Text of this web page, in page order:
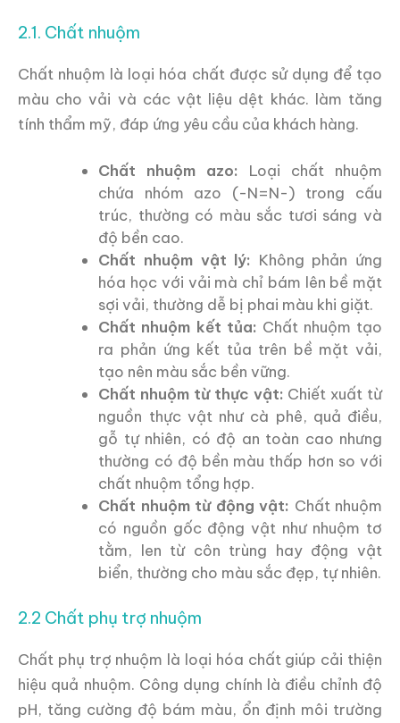
2.1. Chất nhuộm
Chất nhuộm là loại hóa chất được sử dụng để tạo
màu cho vải và các vật liệu dệt khác. làm tăng
tính thẩm mỹ, đáp ứng yêu cầu của khách hàng.
Chất nhuộm azo: Loại chất nhuộm
chứa nhóm azo (-N=N-) trong cấu
trúc, thường có màu sắc tươi sáng và
độ bền cao.
Chất nhuộm vật lý: Không phản ứng
hóa học với vải mà chỉ bám lên bề mặt
sợi vải, thường dễ bị phai màu khi giặt.
Chất nhuộm kết tủa: Chất nhuộm tạo
ra phản ứng kết tủa trên bề mặt vải,
tạo nên màu sắc bền vững.
Chất nhuộm từ thực vật: Chiết xuất từ
nguồn thực vật như cà phê, quả điều,
gỗ tự nhiên, có độ an toàn cao nhưng
thường có độ bền màu thấp hơn so với
chất nhuộm tổng hợp.
Chất nhuộm từ động vật: Chất nhuộm
có nguồn gốc động vật như nhuộm tơ
tằm, len từ côn trùng hay động vật
biển, thường cho màu sắc đẹp, tự nhiên.
2.2 Chất phụ trợ nhuộm
Chất phụ trợ nhuộm là loại hóa chất giúp cải thiện
hiệu quả nhuộm. Công dụng chính là điều chỉnh độ
pH, tăng cường độ bám màu, ổn định môi trường